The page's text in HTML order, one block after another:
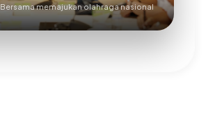
Bersama memajukan olahraga nasional